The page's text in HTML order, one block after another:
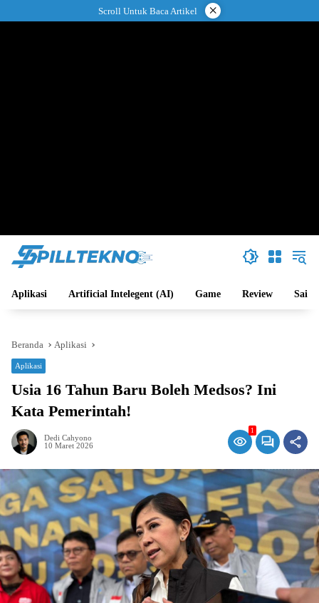
ke
Scroll Untuk Baca Artikel ×
Aplikasi Artificial Intelegent (AI) Game Review Sains
Beranda Aplikasi
Aplikasi
Usia 16 Tahun Baru Boleh Medsos? Ini
Kata Pemerintah!
Dedi Cahyono
10 Maret 2026
1